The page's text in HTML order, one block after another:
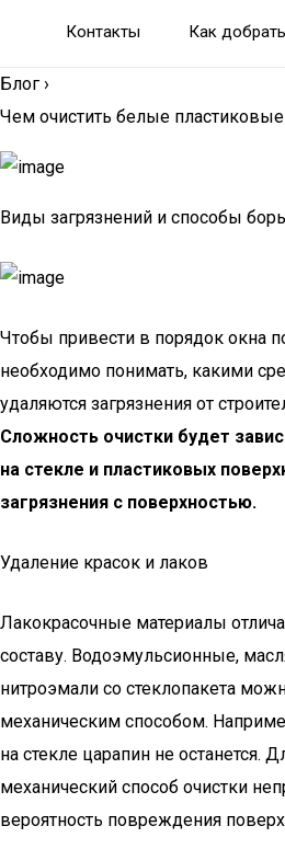
Контакты Как
Блог ›
Чем очистить белые
Виды загрязнений и способы
Чтобы привести в порядок окна
необходимо понимать, какими
удаляются загрязнения от
Сложность очистки будет
на стекле и пластиковых
загрязнения с поверхностью.
Удаление красок и лаков
Лакокрасочные материалы
составу. Водоэмульсионные,
нитроэмали со стеклопакета
механическим способом.
на стекле царапин не останется.
механический способ очистки
вероятность повреждения